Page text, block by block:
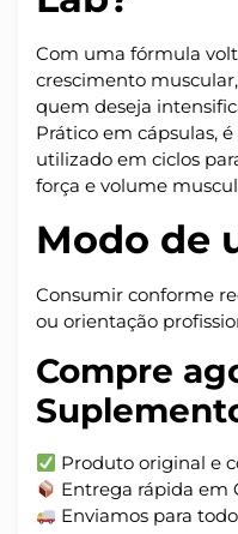
Com uma fórmula
crescimento
quem deseja
Prático em cápsulas,
utilizado em ciclos
força e volume
Modo de
Consumir conforme
ou orientação
Compre
Produto original e
Entrega rápida em
Enviamos para